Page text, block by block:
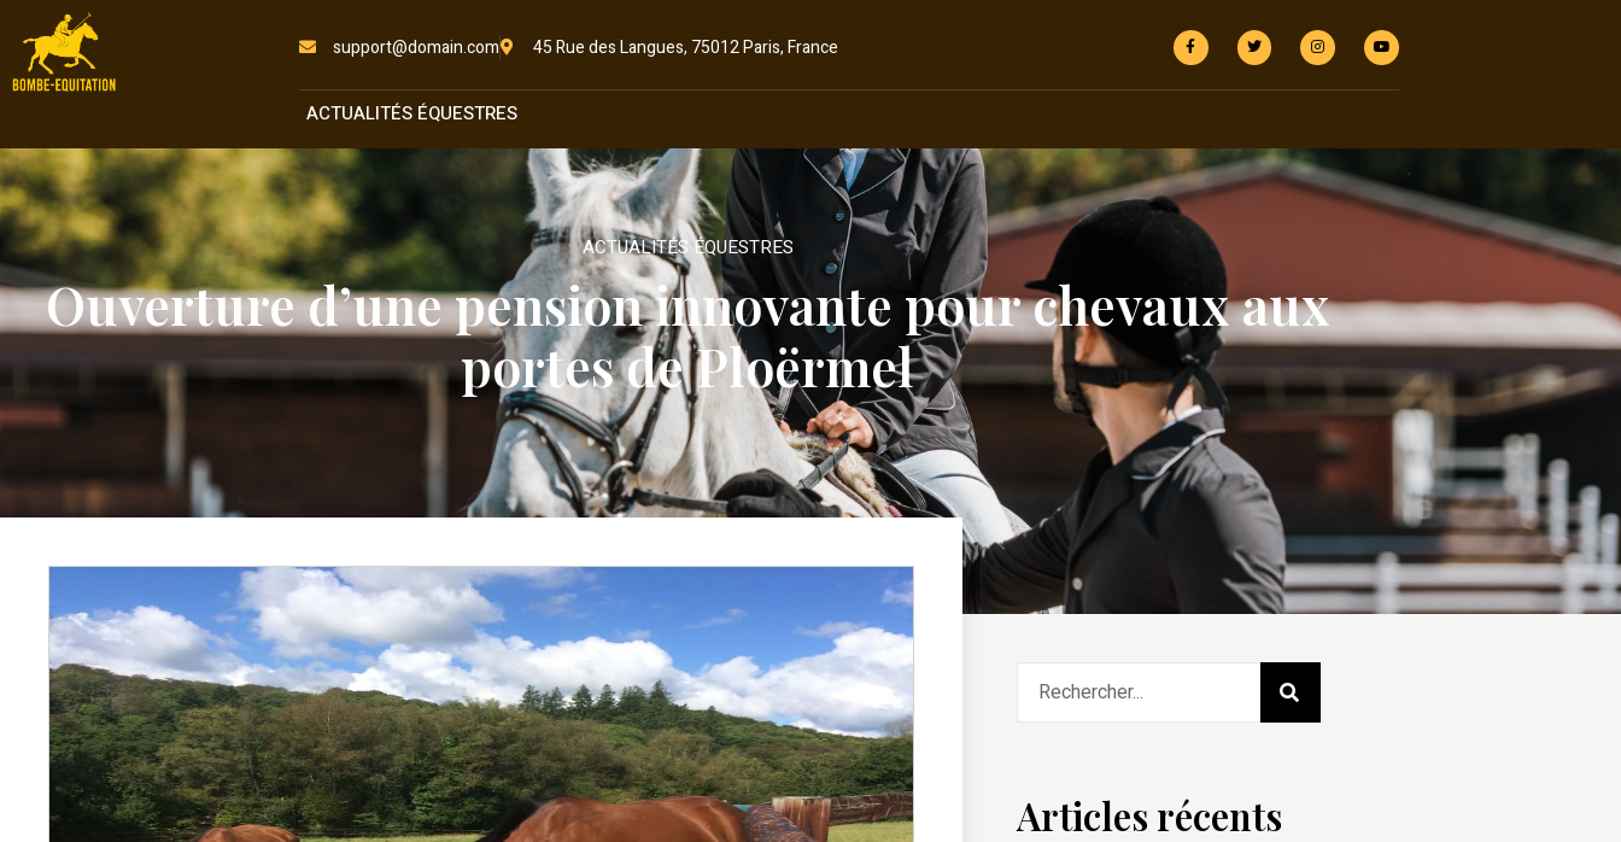
support@domain.com 45 Rue des Langues, 75012 Paris, France
ACTUALITÉS ÉQUESTRES
ACTUALITÉS ÉQUESTRES
Ouverture d’une pension innovante pour chevaux aux
portes de Ploërmel
Articles récents